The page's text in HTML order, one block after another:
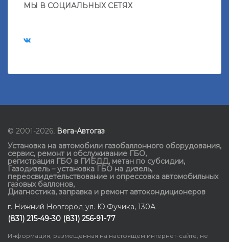
МЫ В СОЦИАЛЬНЫХ СЕТЯХ
© 2001-2026, Вега-Автогаз
Установка на автомобили газобаллонного оборудования,
сервис, ремонт и обслуживание ГБО,
регистрация ГБО в ГИБДД, метан по субсидии,
Газодизель – установка ГБО на дизель,
переосвидетельствование и опрессовка автомобильных
газовых баллонов,
Диагностика, заправка и ремонт автокондиционеров
г. Нижний Новгород ул. Ю.Фучика, 130А
(831) 215-49-30 (831) 256-91-77
Информация, размещенная на настоящем интернет-сайте, не